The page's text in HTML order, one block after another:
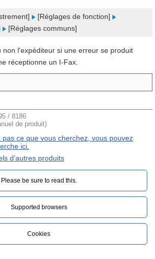
[Réglages de fonction]
[Réglages communs]
non l'expéditeur si une erreur se produit
réceptionne un I-Fax.
/ 8186
de produit)
pas ce que vous cherchez, vous pouvez
ici.
d’autres produits
Please be sure to read this.‎
Supported browsers
Cookies